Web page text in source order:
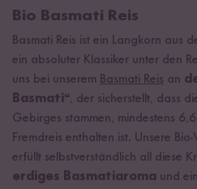
Bio Basmati Reis
Basmati Reis ist ein Langkorn aus
ein absoluter Klassiker unter den
uns bei unserem Basmati Reis an
Basmati“, der sicherstellt, dass
Gebirges stammen, mindestens
Fremdreis enthalten ist. Unsere
erfüllt selbstverständlich all diese
erdiges Basmatiaroma und